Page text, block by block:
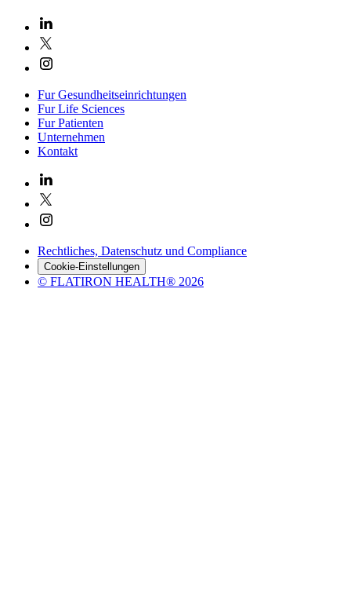
Fur Gesundheitseinrichtungen
Fur Life Sciences
Fur Patienten
Unternehmen
Kontakt
Rechtliches, Datenschutz und Compliance
Cookie-Einstellungen
© FLATIRON HEALTH® 2026